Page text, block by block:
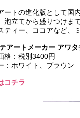
トの進化版として国
泡立てから盛りつけま
ィー、ココアなど、ミ
テアートメーカー アワ
格：税別3400円
：ホワイト、ブラ
コチラ